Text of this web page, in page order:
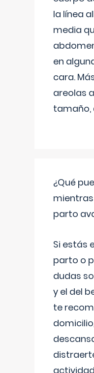
la línea
media
en
cara.
areolas
¿Qué
parto
Si estás
parto o
dudas
y el del
te